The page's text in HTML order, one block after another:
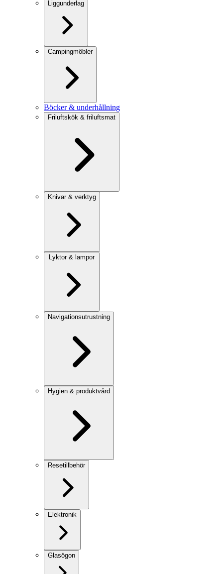
Liggunderlag
Campingmöbler
Böcker & underhållning
Friluftskök & friluftsmat
Knivar & verktyg
Lyktor & lampor
Navigationsutrustning
Hygien & produktvård
Resetillbehör
Elektronik
Glasögon